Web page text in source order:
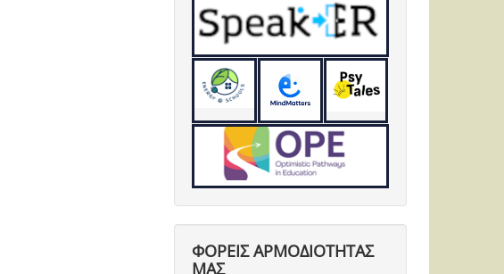
ΦΟΡΕΙΣ ΑΡΜΟΔΙΟΤΗΤΑΣ
ΜΑΣ